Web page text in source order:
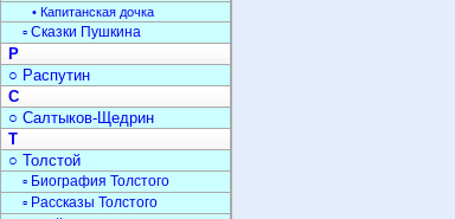
• Капитанская дочка
▫ Сказки Пушкина
Р
○ Распутин
С
○ Салтыков-Щедрин
Т
○ Толстой
▫ Биография Толстого
▫ Рассказы Толстого